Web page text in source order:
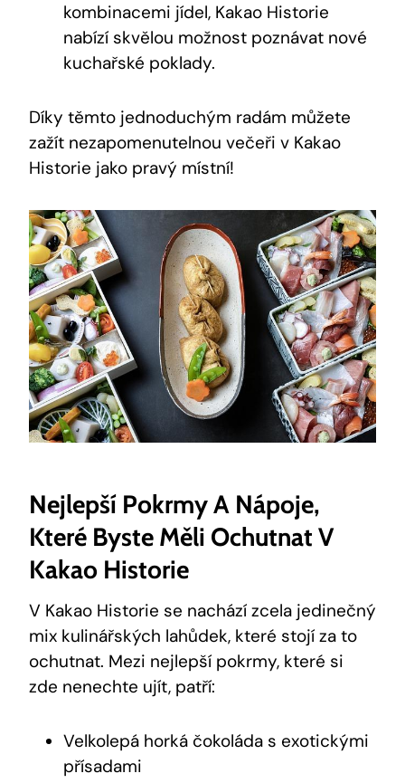
kombinacemi jídel,‌ Kakao Historie
nabízí skvělou možnost poznávat nové‍
kuchařské poklady.
Díky těmto jednoduchým radám​ můžete
zažít nezapomenutelnou večeři ‌v Kakao
Historie ‌jako pravý místní!
Nejlepší⁤ Pokrmy A Nápoje,
Které Byste Měli Ochutnat V
Kakao ⁣Historie
V Kakao Historie se nachází zcela jedinečný
mix kulinářských lahůdek, které⁤ stojí za to
ochutnat. Mezi nejlepší‌ pokrmy, které si
⁤zde nenechte⁢ ujít, patří:
Velkolepá horká čokoláda s​ exotickými
přísadami